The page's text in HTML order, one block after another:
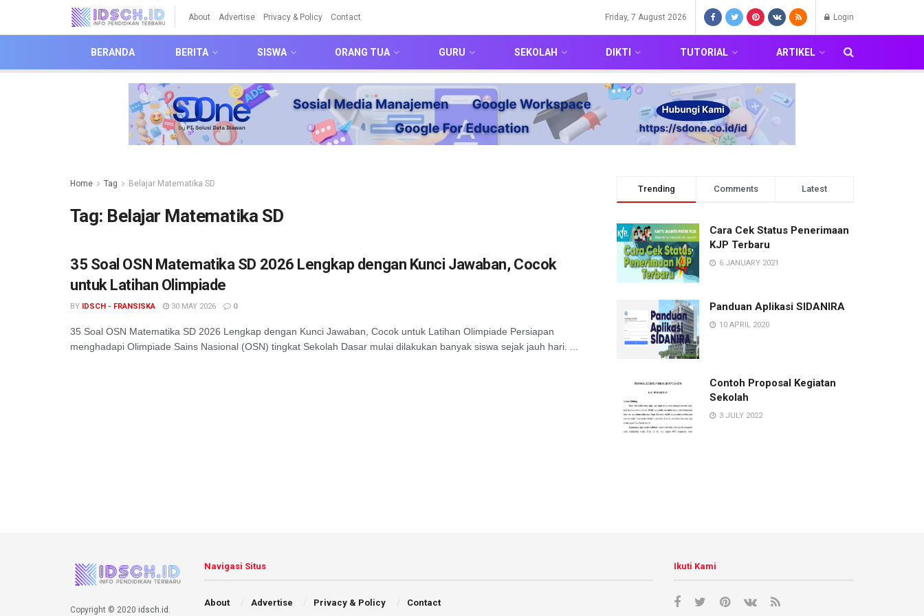
About Advertise Privacy & Policy Contact Friday, 7 August 2026 Login
BERANDA BERITA SISWA ORANG TUA GURU SEKOLAH DIKTI TUTORIAL ARTIKEL
Home Tag Belajar Matematika SD
Tag: Belajar Matematika SD
35 Soal OSN Matematika SD 2026 Lengkap dengan Kunci Jawaban, Cocok
untuk Latihan Olimpiade
BY IDSCH - FRANSISKA 30 MAY 2026 0
35 Soal OSN Matematika SD 2026 Lengkap dengan Kunci Jawaban, Cocok untuk Latihan Olimpiade Persiapan
menghadapi Olimpiade Sains Nasional (OSN) tingkat Sekolah Dasar mulai dilakukan banyak siswa sejak jauh hari. ...
Trending Comments Latest
Cara Cek Status Penerimaan
KJP Terbaru
6 JANUARY 2021
Panduan Aplikasi SIDANIRA
10 APRIL 2020
Contoh Proposal Kegiatan
Sekolah
3 JULY 2022
Copyright © 2020 idsch.id
Navigasi Situs
About Advertise Privacy & Policy Contact
Ikuti Kami